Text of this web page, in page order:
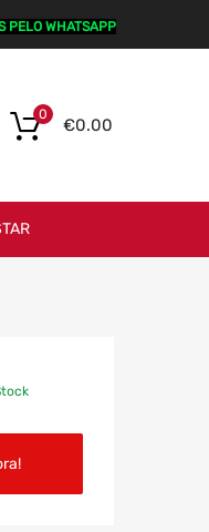
PELO WHATSAPP
€0.00
0